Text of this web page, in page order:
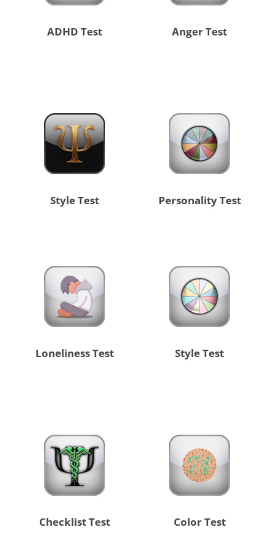
ADHD Test Anger Test
Style Test Personality Test
Loneliness Test Style Test
Checklist Test Color Test